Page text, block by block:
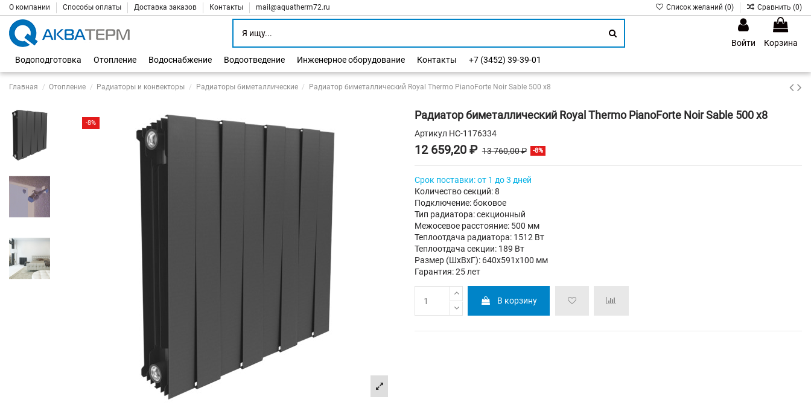
О компании Способы оплаты Доставка заказов Контакты mail@aquatherm72.ru Список желаний (0) Сравнить (0)
Войти
Корзина
Водоподготовка
Отопление Водоснабжение Водоотведение Инженерное оборудование Контакты +7 (3452) 39-39-01
Главная Отопление Радиаторы и конвекторы Радиаторы биметаллические Радиатор биметаллический Royal Thermo PianoForte Noir Sable 500 х8
-8%
Радиатор биметаллический Royal Thermo PianoForte Noir Sable 500 х8
Артикул НС-1176334
12 659,20 ₽ 13 760,00 ₽ -8%
Срок поставки: от 1 до 3 дней
Количество секций: 8
Подключение: боковое
Тип радиатора: секционный
Межосевое расстояние: 500 мм
Теплоотдача радиатора: 1512 Вт
Теплоотдача секции: 189 Вт
Размер (ШхВхГ): 640х591х100 мм
Гарантия: 25 лет
В корзину